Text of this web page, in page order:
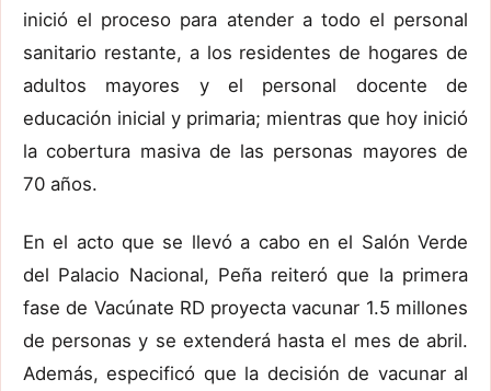
inició el proceso para atender a todo el personal
sanitario restante, a los residentes de hogares de
adultos mayores y el personal docente de
educación inicial y primaria; mientras que hoy inició
la cobertura masiva de las personas mayores de
70 años.
En el acto que se llevó a cabo en el Salón Verde
del Palacio Nacional, Peña reiteró que la primera
fase de Vacúnate RD proyecta vacunar 1.5 millones
de personas y se extenderá hasta el mes de abril.
Además, especificó que la decisión de vacunar al